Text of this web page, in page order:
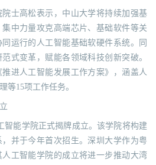
士高松表示，中山大学将持续加强基
中力量攻克高端芯片、基础软件等关
运行的人工智能基础软硬件系统。同
式变革，赋能各领域科技创新突破。
进人工智能发展工作方案》，涵盖人
等15项工作任务。
智能学院正式揭牌成立。该学院将构建
并于今年首次招生。深圳大学作为粤
工智能学院的成立将进一步推动大湾